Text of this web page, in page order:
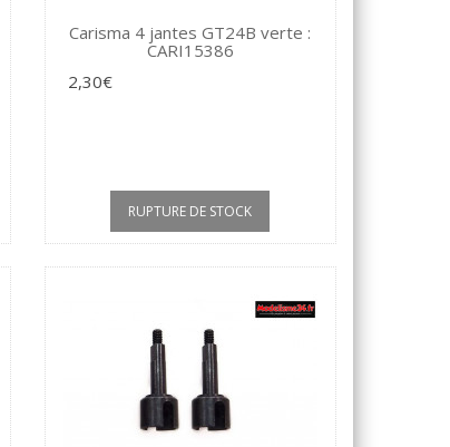
Carisma 4 jantes GT24B verte :
CARI15386
2,30€
RUPTURE DE STOCK